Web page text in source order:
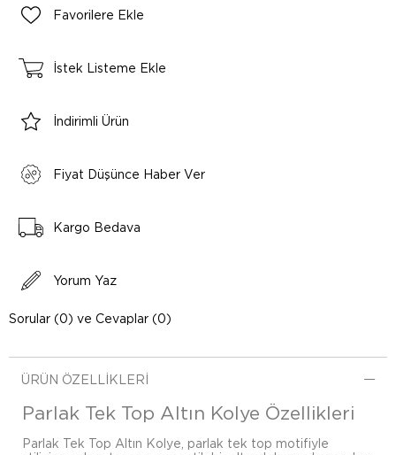
Favorilere Ekle
İstek Listeme Ekle
İndirimli Ürün
Fiyat Düşünce Haber Ver
Kargo Bedava
Yorum Yaz
Sorular (0) ve Cevaplar (0)
ÜRÜN ÖZELLIKLERI
Parlak Tek Top Altın Kolye Özellikleri
Parlak Tek Top Altın Kolye, parlak tek top motifiyle